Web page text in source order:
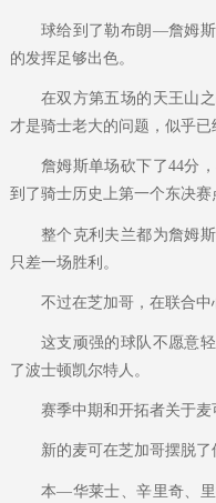
球给到了勒布朗—詹姆
的发挥足够出色。
在双方第五场的天王山
才是骑士老大的问题，似乎已
詹姆斯单场砍下了44分
到了骑士历史上第一个东决赛
整个克利夫兰都为詹姆
只差一场胜利。
不过在芝加哥，在联合中
这支顽强的球队不愿意
了波士顿凯尔特人。
赛季中期和开拓者关于
新的麦可在芝加哥摆脱了
本—华莱士、辛里奇、